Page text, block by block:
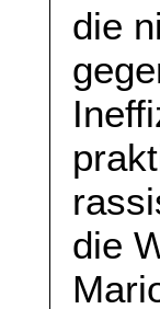
die
die